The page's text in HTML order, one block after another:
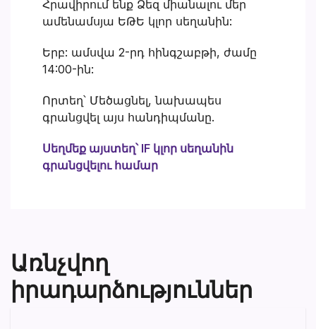
Հրավիրում ենք Ձեզ միանալու մեր
ամենամսյա ԵԹԵ կլոր սեղանին:
Երբ: ամսվա 2-րդ հինգշաբթի, ժամը
14:00-ին:
Որտեղ՝ Մեծացնել, նախապես
գրանցվել այս հանդիպմանը.
Սեղմեք այստեղ՝ IF կլոր սեղանին
գրանցվելու համար
Առնչվող
իրադարձություններ